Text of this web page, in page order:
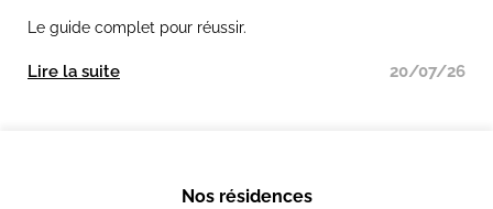
Le guide complet pour réussir.
Lire la suite 20/07/26
Nos résidences